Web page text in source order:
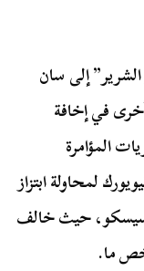
إلى سان
في إخافة
المؤامرة
لمحاولة ابتزاز
حيث خالف
ما.